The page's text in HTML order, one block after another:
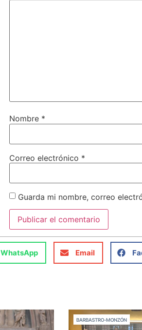
Nombre *
Correo electrónico *
Guarda mi nombre, correo
WhatsApp Email
BARBASTRO-MONZÓN